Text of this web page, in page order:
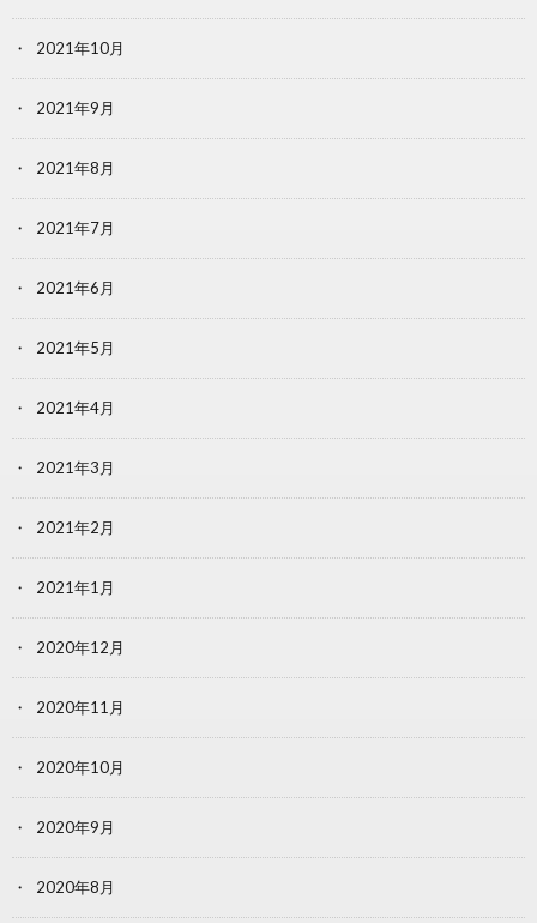
2021年10月
2021年9月
2021年8月
2021年7月
2021年6月
2021年5月
2021年4月
2021年3月
2021年2月
2021年1月
2020年12月
2020年11月
2020年10月
2020年9月
2020年8月